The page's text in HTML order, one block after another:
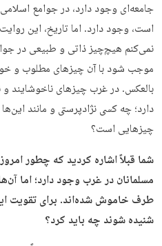
جامعه‌ای وجود دارد، در جوامع
است، وجود دارد. اما تاریخ، این
نمی‌کنم هیچ‌چیز ذاتی و طبیعی در
موجب شود با آن چیزهای مطلوب و
بالعکس. در غرب چیزهای ناخوشایند و
دارد؛ چه کسی نژادپرستی و مانند
چیزهایی است؟
شما قبلاً اشاره کردید که چطور
مسلمانان در غرب وجود دارد؛ اما
طرف خاموش شده‌اند. برای تقویت
شنیده شوند چه باید کرد؟